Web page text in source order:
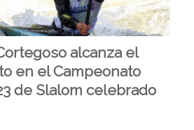
alcanza el
en el Campeonato
de Slalom celebrado